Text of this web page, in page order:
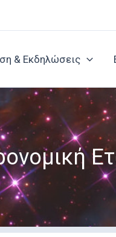
& Εκδηλώσεις